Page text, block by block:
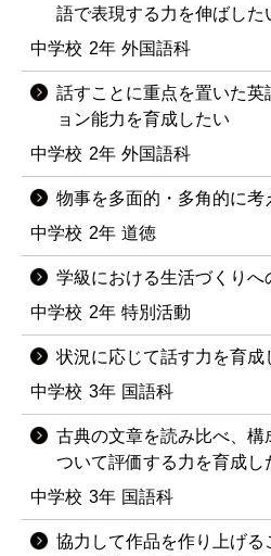
語で表現する力を伸ばした
中学校 2年 外国語科
話すことに重点を置いた
ョン能力を育成したい
中学校 2年 外国語科
物事を多面的・多角的に考
中学校 2年 道徳
学級における生活づくりへ
中学校 2年 特別活動
状況に応じて話す力を育成
中学校 3年 国語科
古典の文章を読み比べ、構
ついて評価する力を育成し
中学校 3年 国語科
協力して作品を作り上げ